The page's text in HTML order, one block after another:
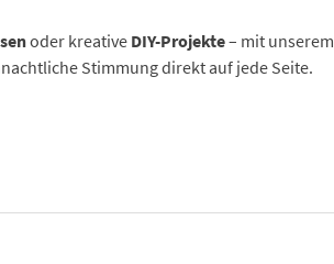
oder kreative DIY-Projekte– mit unserem
Stimmung direkt auf jede Seite.